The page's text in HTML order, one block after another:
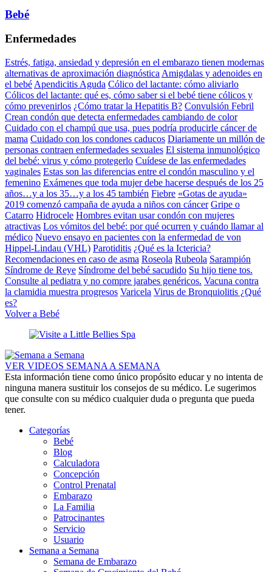
Bebé
Enfermedades
Estrés, fatiga, ansiedad y depresión en el embarazo tienen modernas
alternativas de aproximación diagnóstica Amigdalas y adenoides en
el bebé Apendicitis Aguda Cólico del lactante: cómo aliviarlo
Cólicos del lactante: qué es, cómo saber si el bebé tiene cólicos y
cómo prevenirlos ¿Cómo tratar la Hepatitis B? Convulsión Febril
Crean condón que detecta enfermedades cambiando de color
Cuidado con el champú que usa, pues podría producirle cáncer de
mama Cuidado con los condones caducos Diariamente un millón de
personas contraen enfermedades sexuales El sistema inmunológico
del bebé: virus y cómo protegerlo Cuídese de las enfermedades
vaginales Estas son las diferencias entre el condón masculino y el
femenino Exámenes que toda mujer debe hacerse después de los 25
años…y a los 35…y a los 45 también Fiebre «Gotas de ayuda»
2019 comenzó campaña de ayuda a niños con cáncer Gripe o
Catarro Hidrocele Hombres evitan usar condón con mujeres
atractivas Los vómitos del bebé: por qué ocurren y cuándo llamar al
médico Nuevo ensayo en pacientes con la enfermedad de von
Hippel-Lindau (VHL) Parotiditis ¿Qué es la Ictericia?
Recomendaciones en caso de asma Roseola Rubeola Sarampión
Síndrome de Reye Síndrome del bebé sacudido Su hijo tiene tos.
Consulte al pediatra y no compre jarabes genéricos. Vacuna contra
la clamidia muestra progresos Varicela Virus de Bronquiolitis ¿Qué
es?
Volver a Bebé
VER VIDEOS SEMANA A SEMANA
Esta información tiene como único propósito educar y no intenta de
ninguna manera sustituir los consejos de su médico. Le sugerimos
que consulte con su médico cualquier duda o pregunta que pueda
tener.
Categorías
Bebé
Blog
Calculadora
Concepción
Control Prenatal
Embarazo
La Familia
Patrocinantes
Servicio
Usuario
Semana a Semana
Semana de Embarazo